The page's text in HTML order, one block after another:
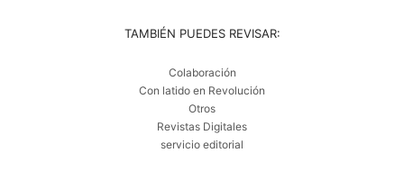
TAMBIÉN PUEDES REVISAR:
Colaboración
Con latido en Revolución
Otros
Revistas Digitales
servicio editorial